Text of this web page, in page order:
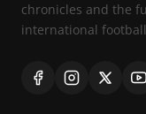
chronicles and the
international